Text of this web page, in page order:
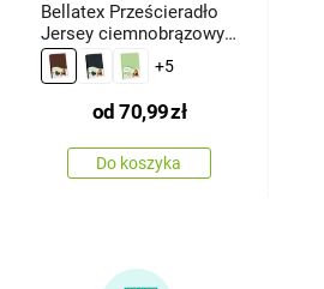
Bellatex Prześcieradło
Jersey ciemnobrązowy,
90 x
+5
od 70,99zł
Do koszyka